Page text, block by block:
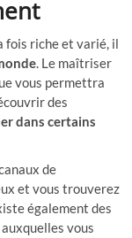
fois riche et varié, il
. Le maîtriser
vous permettra
des
dans certains
de
et vous trouverez
également des
auxquelles vous